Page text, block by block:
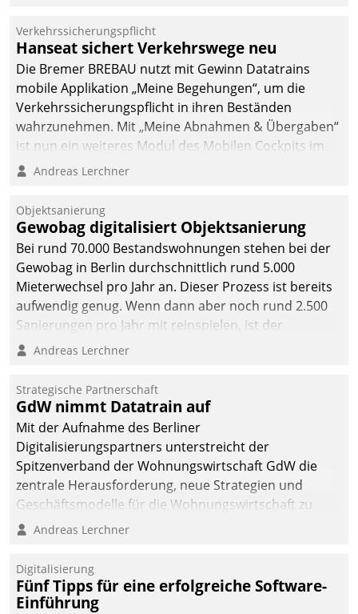
Verkehrssicherungspflicht
Hanseat sichert Verkehrswege neu
Die Bremer BREBAU nutzt mit Gewinn Datatrains
mobile Applikation „Meine Begehungen“, um die
Verkehrssicherungspflicht in ihren Beständen
wahrzunehmen. Mit „Meine Abnahmen & Übergaben“
ist nun ein weiteres Modul des Mobilen Cockpits im
Einsatz.
Andreas Lerchner
Objektsanierung
Gewobag digitalisiert Objektsanierung
Bei rund 70.000 Bestandswohnungen stehen bei der
Gewobag in Berlin durchschnittlich rund 5.000
Mieterwechsel pro Jahr an. Dieser Prozess ist bereits
aufwendig genug. Wenn dann aber noch rund 2.500
Sanierungen pro Jahr mit reinspielen, ist der
Betreuungs- und Organisationsaufwand immens. Im
kommunale Wohnungsbauunternehmen daher
gemeinsam mit der Berliner Datatrain GmbH den
Teilprozess der Objektsanierung digitalisiert.
Andreas Lerchner
Strategische Partnerschaft
GdW nimmt Datatrain auf
Mit der Aufnahme des Berliner
Digitalisierungspartners unterstreicht der
Spitzenverband der Wohnungswirtschaft GdW die
zentrale Herausforderung, neue Strategien und
Geschäftsmodelle für die Wohnungswirtschaft zu
entwickeln.
Andreas Lerchner
Digitalisierung
Fünf Tipps für eine erfolgreiche Software-
Einführung